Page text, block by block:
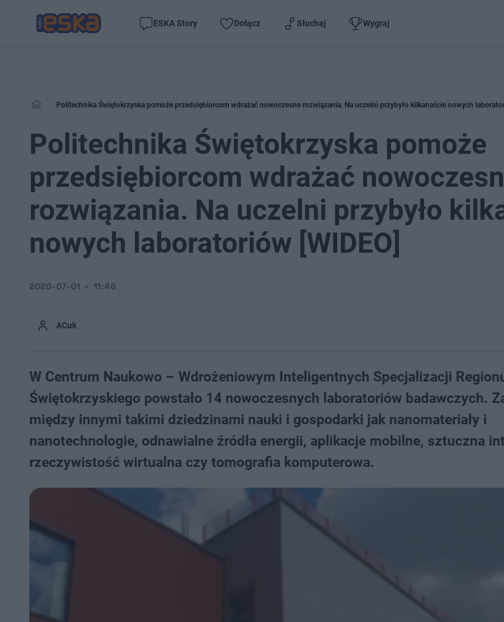
ESKA Story Dołącz Słuchaj Wygraj
Politechnika Świętokrzyska pomoże przedsiębiorcom wdrażać nowoczesne rozwiązania. Na uczelni przybyło kilkanaście nowych
Politechnika Świętokrzyska pomoże
przedsiębiorcom wdrażać
rozwiązania. Na uczelni przybyło
nowych laboratoriów [WIDEO]
ACuk
2020-07-01 11:46
W Centrum Naukowo – Wdrożeniowym Inteligentnych Specjalizacji
Świętokrzyskiego powstało 14 nowoczesnych laboratoriów badawczych.
między innymi takimi dziedzinami nauki i gospodarki jak nanomateriały i
nanotechnologie, odnawialne źródła energii, aplikacje mobilne, sztuczna
rzeczywistość wirtualna czy tomografia komputerowa.